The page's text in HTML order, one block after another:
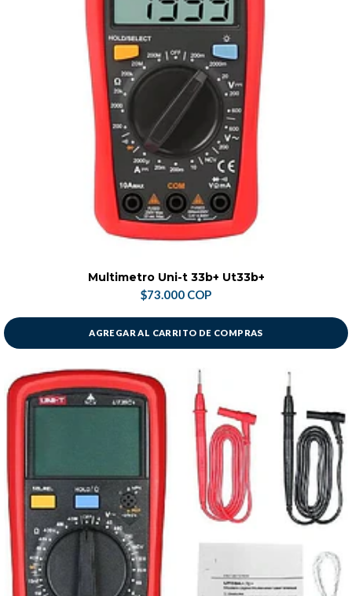
Multimetro Uni-t 33b+ Ut33b+
$73.000 COP
AGREGAR AL CARRITO DE COMPRAS